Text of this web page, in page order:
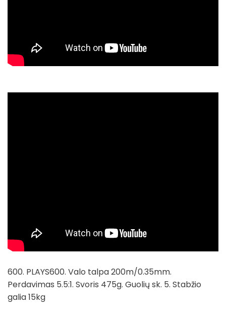
600. PLAYS600. Valo talpa 200m/0.35mm.
Perdavimas 5.5:1. Svoris 475g. Guolių sk. 5. Stabžio
galia 15kg